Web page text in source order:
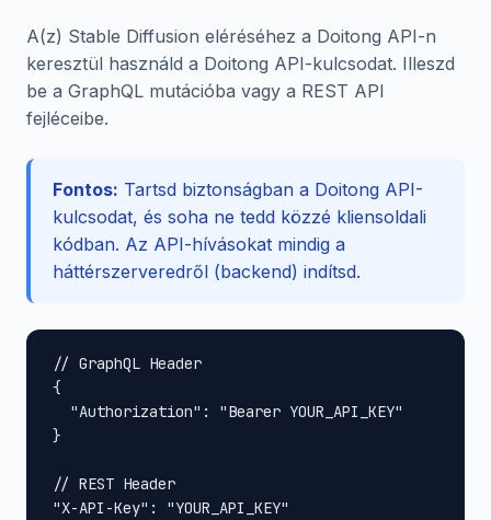
A(z) Stable Diffusion eléréséhez a Doitong API-n
keresztül használd a Doitong API-kulcsodat. Illeszd
be a GraphQL mutációba vagy a REST API
fejléceibe.
Fontos: Tartsd biztonságban a Doitong API-
kulcsodat, és soha ne tedd közzé kliensoldali
kódban. Az API-hívásokat mindig a
háttérszerveredről (backend) indítsd.
// GraphQL Header
{
  "Authorization": "Bearer YOUR_API_KEY"
}
// REST Header
"X-API-Key": "YOUR_API_KEY"